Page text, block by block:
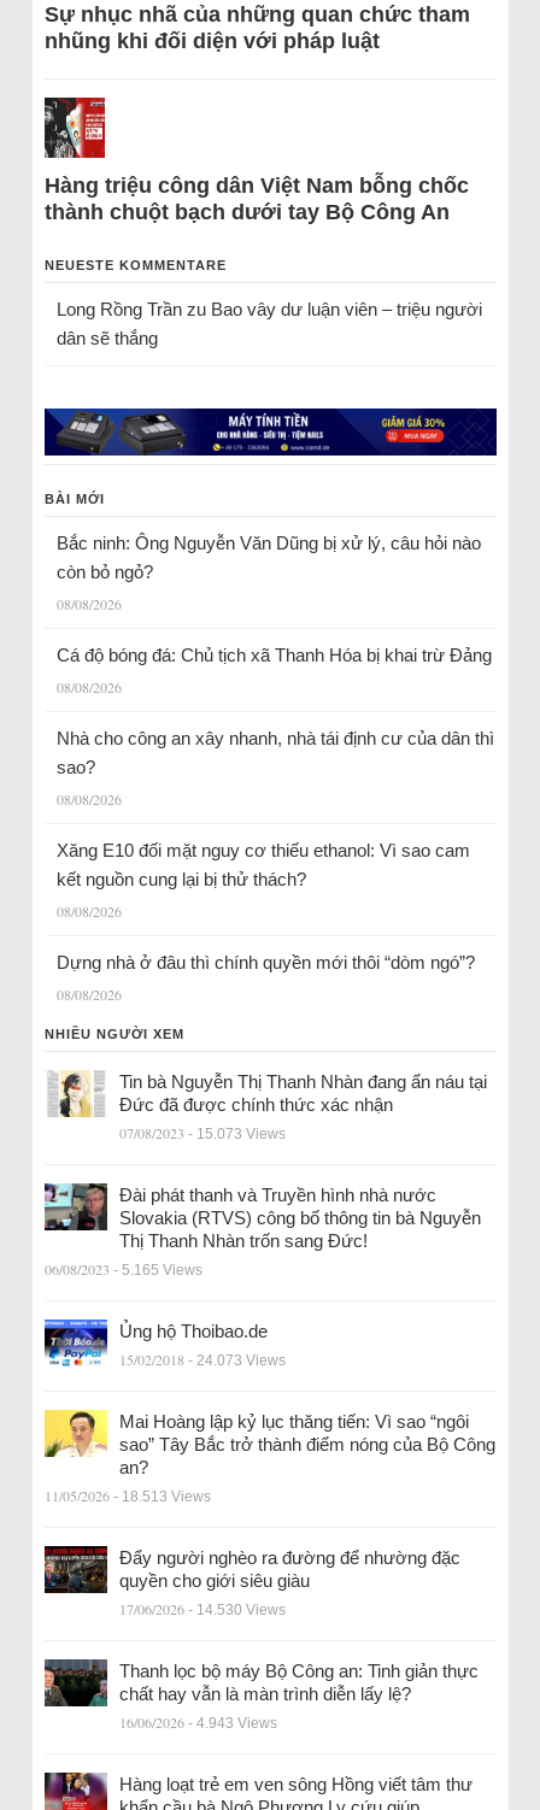
Sự nhục nhã của những quan chức tham
nhũng khi đối diện với pháp luật
Hàng triệu công dân Việt Nam bỗng chốc
thành chuột bạch dưới tay Bộ Công An
NEUESTE KOMMENTARE
Long Rồng Trầnzu Bao vây dư luận viên – triệu người
dân sẽ thắng
BÀI MỚI
Bắc ninh: Ông Nguyễn Văn Dũng bị xử lý, câu hỏi nào
còn bỏ ngỏ?
08/08/2026
Cá độ bóng đá: Chủ tịch xã Thanh Hóa bị khai trừ Đảng
08/08/2026
Nhà cho công an xây nhanh, nhà tái định cư của dân thì
sao?
08/08/2026
Xăng E10 đối mặt nguy cơ thiếu ethanol: Vì sao cam
kết nguồn cung lại bị thử thách?
08/08/2026
Dựng nhà ở đâu thì chính quyền mới thôi “dòm ngó”?
08/08/2026
NHIỀU NGƯỜI XEM
Tin bà Nguyễn Thị Thanh Nhàn đang ẩn náu tại
Đức đã được chính thức xác nhận
07/08/2023 - 15.073 Views
Đài phát thanh và Truyền hình nhà nước
Slovakia (RTVS) công bố thông tin bà Nguyễn
Thị Thanh Nhàn trốn sang Đức!
06/08/2023 - 5.165 Views
Ủng hộ Thoibao.de
15/02/2018 - 24.073 Views
Mai Hoàng lập kỷ lục thăng tiến: Vì sao “ngôi
sao” Tây Bắc trở thành điểm nóng của Bộ Công
an?
11/05/2026 - 18.513 Views
Đẩy người nghèo ra đường để nhường đặc
quyền cho giới siêu giàu
17/06/2026 - 14.530 Views
Thanh lọc bộ máy Bộ Công an: Tinh giản thực
chất hay vẫn là màn trình diễn lấy lệ?
16/06/2026 - 4.943 Views
Hàng loạt trẻ em ven sông Hồng viết tâm thư